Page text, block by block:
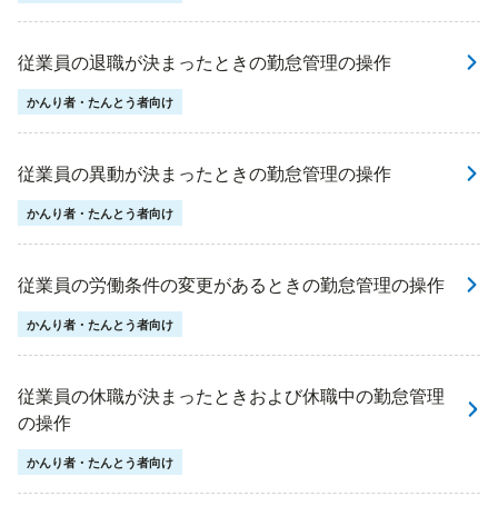
従業員の退職が決まったときの勤怠管理の操作
かんり者・たんとう者向け
従業員の異動が決まったときの勤怠管理の操作
かんり者・たんとう者向け
従業員の労働条件の変更があるときの勤怠管理の操作
かんり者・たんとう者向け
従業員の休職が決まったときおよび休職中の勤怠管理
の操作
かんり者・たんとう者向け